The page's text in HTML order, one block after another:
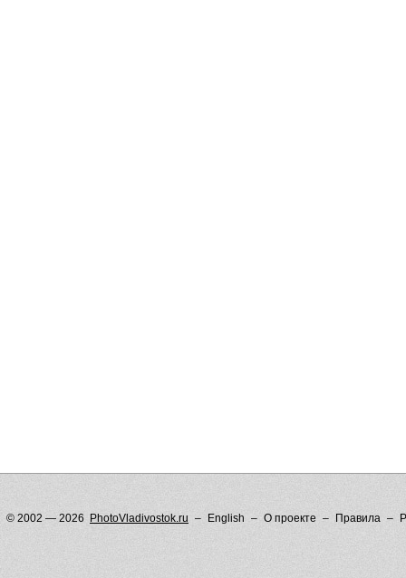
© 2002 — 2026 PhotoVladivostok.ru English О проекте Правила